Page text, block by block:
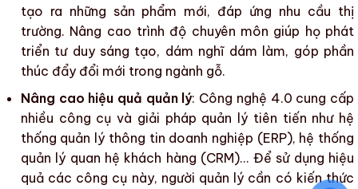
tạo ra những sản phẩm mới, đáp ứng nhu cầu thị
trường. Nâng cao trình độ chuyên môn giúp họ phát
triển tư duy sáng tạo, dám nghĩ dám làm, góp phần
thúc đẩy đổi mới trong ngành gỗ.
Nâng cao hiệu quả quản lý: Công nghệ 4.0 cung cấp
nhiều công cụ và giải pháp quản lý tiên tiến như hệ
thống quản lý thông tin doanh nghiệp (ERP), hệ thống
quản lý quan hệ khách hàng (CRM)… Để sử dụng hiệu
quả các công cụ này, người quản lý cần có kiến thức